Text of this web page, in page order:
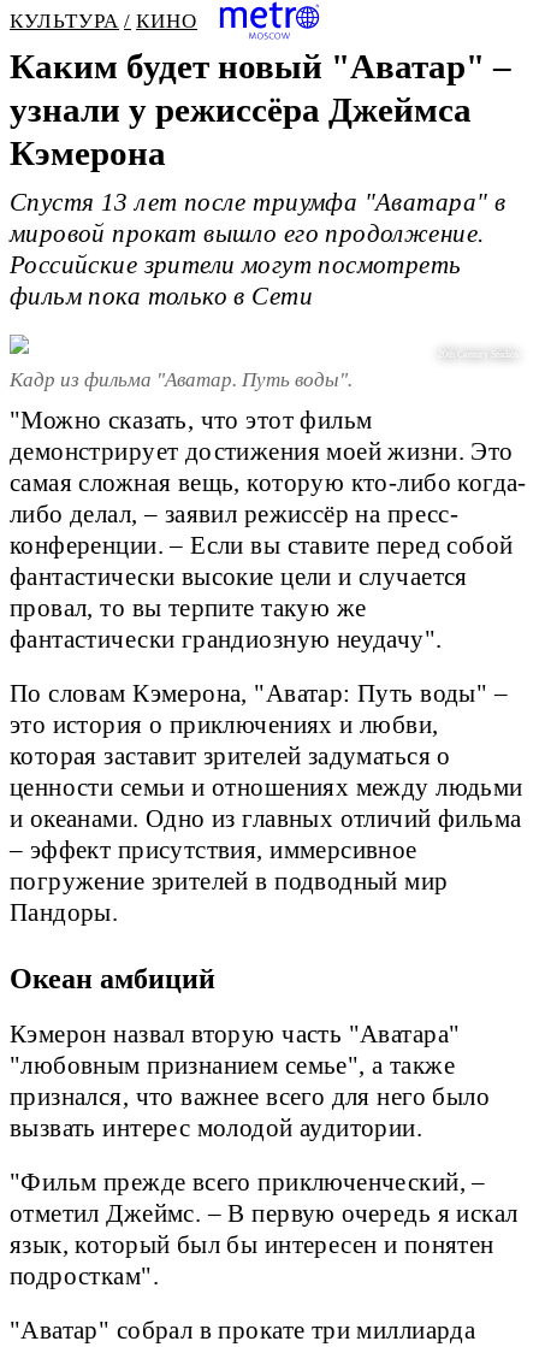
КУЛЬТУРА КИНО
Каким будет новый "Аватар" –
узнали у режиссёра Джеймса
Кэмерона
Спустя 13 лет после триумфа "Аватара" в
мировой прокат вышло его продолжение.
Российские зрители могут посмотреть
фильм пока только в Сети
20th Century Studios
Кадр из фильма "Аватар. Путь воды".
"Можно сказать, что этот фильм
демонстрирует достижения моей жизни. Это
самая сложная вещь, которую кто-либо когда-
либо делал, – заявил режиссёр на пресс-
конференции. – Если вы ставите перед собой
фантастически высокие цели и случается
провал, то вы терпите такую же
фантастически грандиозную неудачу".
По словам Кэмерона, "Аватар: Путь воды" –
это история о приключениях и любви,
которая заставит зрителей задуматься о
ценности семьи и отношениях между людьми
и океанами. Одно из главных отличий фильма
– эффект присутствия, иммерсивное
погружение зрителей в подводный мир
Пандоры.
Океан амбиций
Кэмерон назвал вторую часть "Аватара"
"любовным признанием семье", а также
признался, что важнее всего для него было
вызвать интерес молодой аудитории.
"Фильм прежде всего приключенческий, –
отметил Джеймс. – В первую очередь я искал
язык, который был бы интересен и понятен
подросткам".
"Аватар" собрал в прокате три миллиарда